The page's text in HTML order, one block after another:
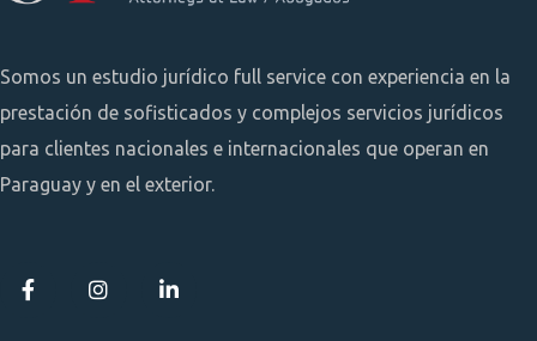
Somos un estudio jurídico full service con experiencia en la
prestación de sofisticados y complejos servicios jurídicos
para clientes nacionales e internacionales que operan en
Paraguay y en el exterior.